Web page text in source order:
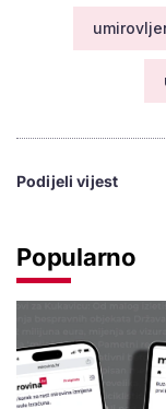
Podijeli vijest
Popularno